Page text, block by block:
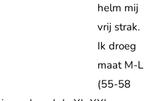
helm mij
vrij strak.
Ik droeg
maat M-L
(55-58